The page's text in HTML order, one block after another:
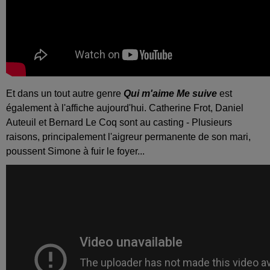
Et dans un tout autre genre Qui m'aime Me suive est
également à l'affiche aujourd'hui. Catherine Frot, Daniel
Auteuil et Bernard Le Coq sont au casting - Plusieurs
raisons, principalement l'aigreur permanente de son mari,
poussent Simone à fuir le foyer...